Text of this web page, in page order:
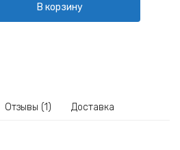
тканевый
Чудо
В корзину
Отзывы (1) Доставка